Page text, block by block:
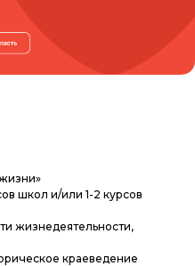
школ и/или 1-2 курсов
жизнедеятельности,
краеведение